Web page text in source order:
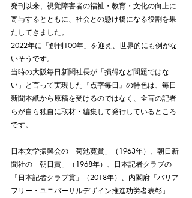
発刊以来、視覚障害者の福祉・教育・文化の向上に
寄与するとともに、社会との懸け橋になる役割を果
たしてきました。
2022年に「創刊100年」を迎え、世界的にも例がな
いそうです。
当時の大阪毎日新聞社長が「損得など問題ではな
い」と言って実現した『点字毎日』の特色は、毎日
新聞本紙から原稿を受けるのではなく、全盲の記者
らが自ら独自に取材・編集して発行しているところ
です。
日本文学振興会の「菊池寛賞」（1963年）、朝日新
聞社の「朝日賞」（1968年）、日本記者クラブの
「日本記者クラブ賞」（2018年）、内閣府「バリア
フリー・ユニバーサルデザイン推進功労者表彰」